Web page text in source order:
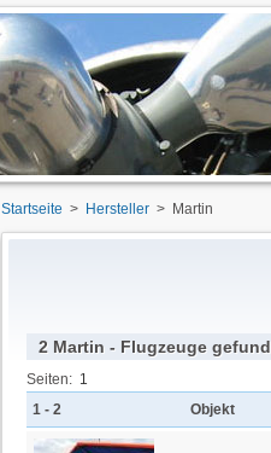
Startseite > Hersteller > Martin
2 Martin - Flugzeuge
Seiten: 1
1 - 2
Objekt